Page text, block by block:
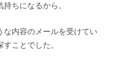
ちになるから。
な内容のメールを受けてい
ことでした。